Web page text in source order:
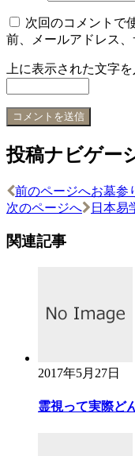
次回のコメントで
前、メールアドレス、
上に表示された文字
投稿ナビゲー
前のページへお墓参
次のページへ
日本易
関連記事
2017年5月27日
霊視って実際ど